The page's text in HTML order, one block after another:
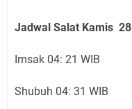
Jadwal Salat Kamis 28
Imsak 04: 21 WIB
Shubuh 04: 31 WIB